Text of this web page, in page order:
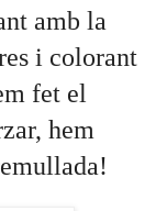
amb la
i colorant
fet el
hem